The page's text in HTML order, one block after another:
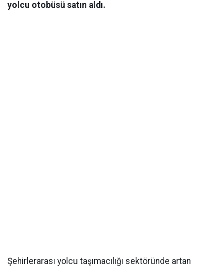
yolcu otobüsü satın aldı.
Şehirlerarası yolcu taşımacılığı sektöründe artan